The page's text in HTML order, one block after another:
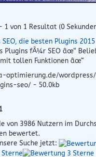
1 von 1 Resultat (0
SEO, die besten Plugins 2015
Plugins fÃ¼r SEO âœ“
tollen Funktionen âœ“
optimierung.de/
seo/ - 50.0kb
von 3986 Nutzern im
bewertet.
Suche jetzt: